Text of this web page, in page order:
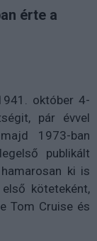
érte a
október 4-
pár évvel
1973-ban
publikált
ki is
köteteként,
Tom Cruise és